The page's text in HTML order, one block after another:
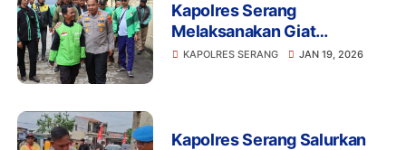
Kapolres Serang
Melaksanakan Giat
Silaturahmi Dengan
KAPOLRES SERANG JAN 19, 2026
Kapolres Serang Salurkan